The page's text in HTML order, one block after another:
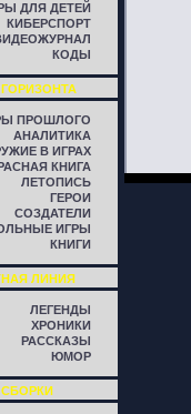
ДЛЯ ДЕТЕЙ
КИБЕРСПОРТ
КОДЫ
ПРОШЛОГО
АНАЛИТИКА
В ИГРАХ
КНИГА
ЛЕТОПИСЬ
ГЕРОИ
СОЗДАТЕЛИ
ИГРЫ
КНИГИ
ЛИНИЯ
ЛЕГЕНДЫ
ХРОНИКИ
РАССКАЗЫ
ЮМОР